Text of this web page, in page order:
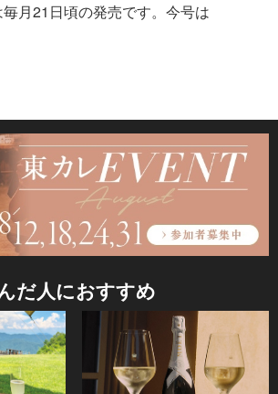
月21日頃の発売です。今号は
だ人におすすめ